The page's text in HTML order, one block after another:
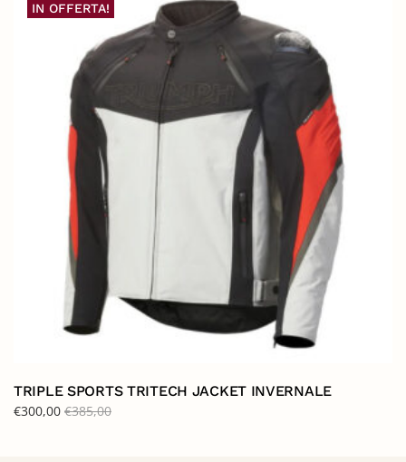
IN OFFERTA!
TRIPLE SPORTS TRITECH JACKET INVERNALE
€300,00 €385,00